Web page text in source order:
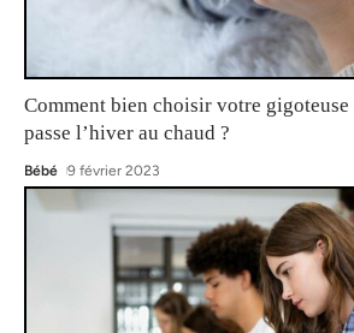
Comment bien choisir votre gigoteuse
passe l’hiver au chaud ?
Bébé 9 février 2023